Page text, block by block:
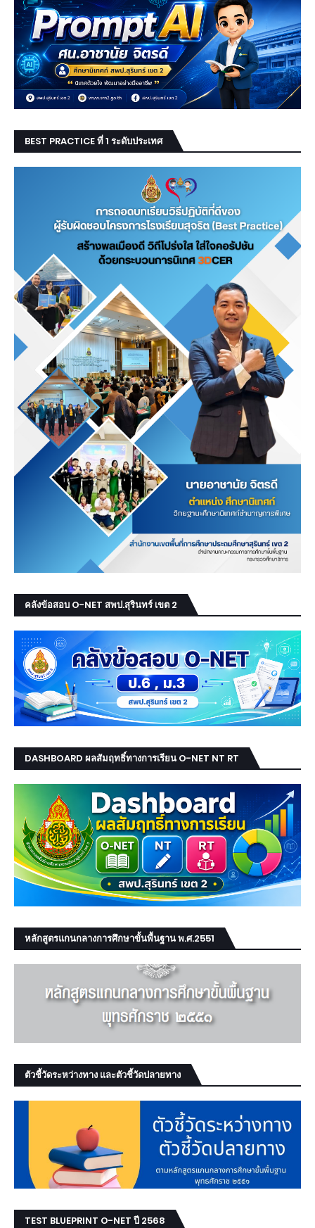
BEST PRACTICE ที่ 1 ระดับประเทศ
คลังข้อสอบ O-NET สพป.สุรินทร์ เขต 2
DASHBOARD ผลสัมฤทธิ์ทางการเรียน O-NET NT RT
หลักสูตรแกนกลางการศึกษาขั้นพื้นฐาน พ.ศ.2551
ตัวชี้วัดระหว่างทาง และตัวชี้วัดปลายทาง
TEST BLUEPRINT O-NET ปี 2568